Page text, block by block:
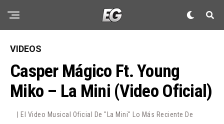
VIDEOS
Casper Mágico Ft. Young
Miko – La Mini (Video Oficial)
| El Video Musical Oficial De "La Mini" Lo Más Reciente De